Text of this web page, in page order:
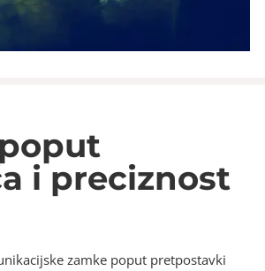
i preciznost
zamke poput pretpostavki